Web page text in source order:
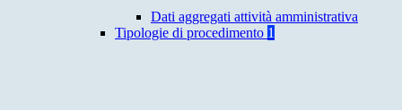
Dati aggregati attività amministrativa
Tipologie di procedimento 1